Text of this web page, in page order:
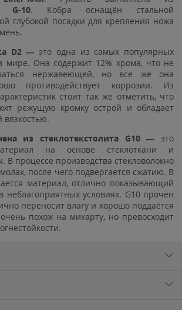
G-10. Кобра оснащён стальной
глубокой посадки для крепления ножа
D2 — это одна из самых популярных
мире. Она содержит 12% хрома, что не
нержавеющей, но все же она
противодействует коррозии. Из
стоит так же отметить, что
режущую кромку острой и обладает
вязкостью.
из стеклотекстолита G10 — это
на основе стеклоткани и
В процессе производства стекловолокно
после чего подвергается сжатию. В
материал, отлично показывающий
неблагоприятных условиях. G10 прочен
переносит влагу и хорошо поддаётся
похож на микарту, но превосходит